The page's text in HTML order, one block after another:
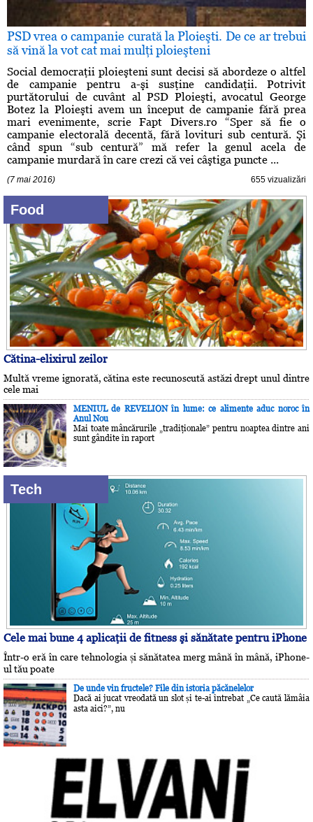
PSD vrea o campanie curată la Ploieşti. De ce ar trebui
să vină la vot cat mai mulţi ploieşteni
Social democraţii ploieşteni sunt decisi să abordeze o altfel
de campanie pentru a-şi susţine candidaţii. Potrivit
purtătorului de cuvânt al PSD Ploieşti, avocatul George
Botez la Ploieşti avem un început de campanie fără prea
mari evenimente, scrie Fapt Divers.ro “Sper să fie o
campanie electorală decentă, fără lovituri sub centură. Şi
când spun “sub centură” mă refer la genul acela de
campanie murdară în care crezi că vei câştiga puncte ...
(7 mai 2016) 655 vizualizări
Food
Cătina-elixirul zeilor
Multă vreme ignorată, cătina este recunoscută astăzi drept unul dintre
cele mai
MENIUL de REVELION în lume: ce alimente aduc noroc în
Anul Nou
Mai toate mâncărurile „tradiţionale” pentru noaptea dintre ani
sunt gândite în raport
Tech
Cele mai bune 4 aplicaţii de fitness şi sănătate pentru iPhone
Într-o eră în care tehnologia și sănătatea merg mână în mână, iPhone-
ul tău poate
De unde vin fructele? File din istoria păcănelelor
Dacă ai jucat vreodată un slot și te-ai întrebat „Ce caută lămâia
asta aici?”, nu